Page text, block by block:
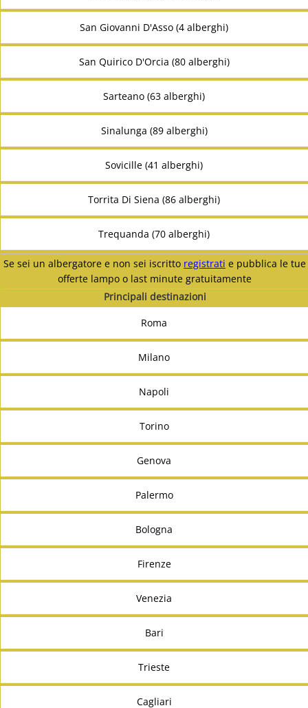
San Giovanni D'Asso (4 alberghi)
San Quirico D'Orcia (80 alberghi)
Sarteano (63 alberghi)
Sinalunga (89 alberghi)
Sovicille (41 alberghi)
Torrita Di Siena (86 alberghi)
Trequanda (70 alberghi)
Se sei un albergatore e non sei iscritto registrati e pubblica le tue
offerte lampo o last minute gratuitamente
Principali destinazioni
Roma
Milano
Napoli
Torino
Genova
Palermo
Bologna
Firenze
Venezia
Bari
Trieste
Cagliari